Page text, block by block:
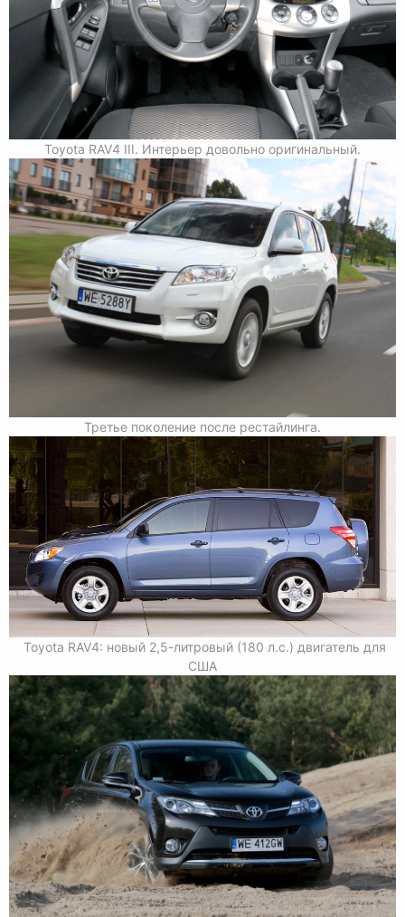
Toyota RAV4 III. Интерьер довольно оригинальный.
Третье поколение после рестайлинга.
Toyota RAV4: новый 2,5-литровый (180 л.с.) двигатель для
США